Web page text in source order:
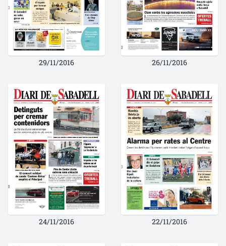
29/11/2016 26/11/2016
24/11/2016 22/11/2016